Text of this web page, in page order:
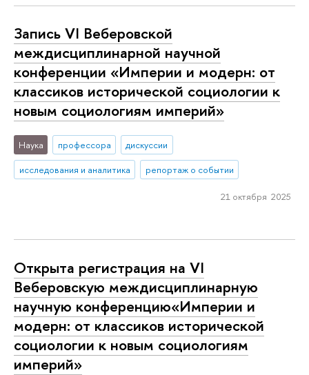
Запись VI Веберовской
междисциплинарной научной
конференции «Империи и модерн: от
классиков исторической социологии к
новым социологиям империй»
Наука профессора
дискуссии
исследования и аналитика
репортаж о событии
21 октября 2025
Открыта регистрация на VI
Веберовскую междисциплинарную
научную конференцию«Империи и
модерн: от классиков исторической
социологии к новым социологиям
империй»